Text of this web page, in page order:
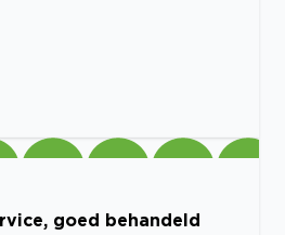
goed behandeld